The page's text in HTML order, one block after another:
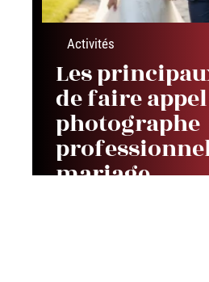
Activités
Les
de faire
photographe
mariage